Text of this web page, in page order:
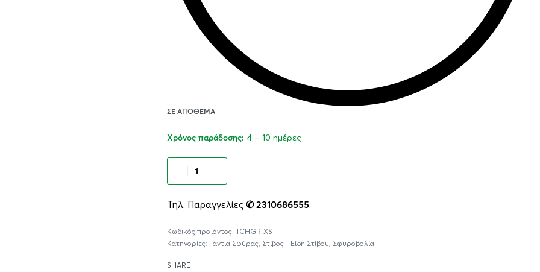
ΣΕ ΑΠΌΘΕΜΑ
Χρόνος παράδοσης: 4 – 10 ημέρες
Τηλ. Παραγγελίες ✆ 2310686555
TCHGR-XS
Κατηγορίες: Γάντια Σφύρας Στίβος - Είδη Στίβου Σφυροβολία
SHARE